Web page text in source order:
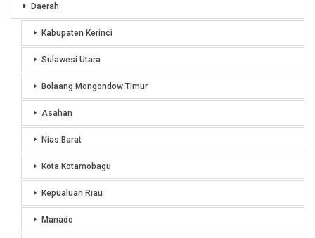
Daerah
Kabupaten Kerinci
Sulawesi Utara
Bolaang Mongondow Timur
Asahan
Nias Barat
Kota Kotamobagu
Kepualuan Riau
Manado